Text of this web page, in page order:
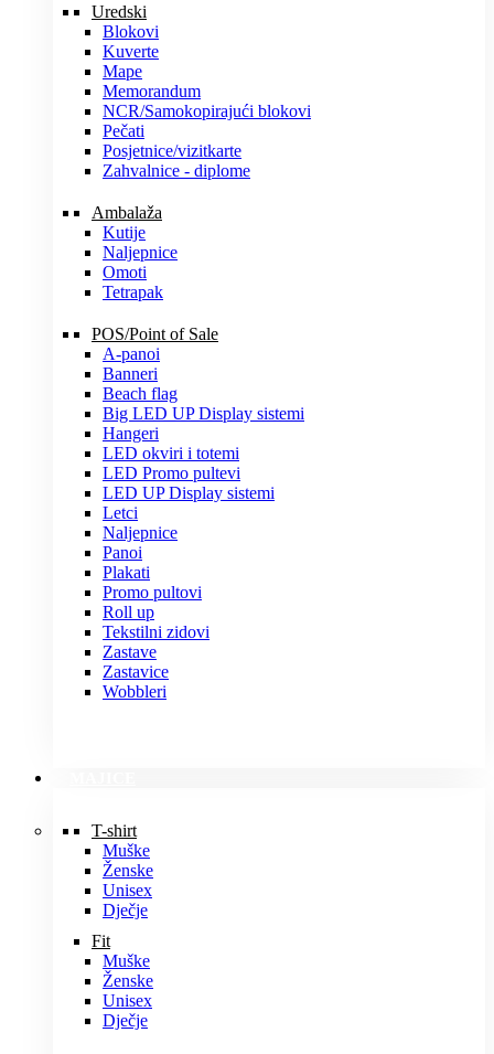
Uredski
Blokovi
Kuverte
Mape
Memorandum
NCR/Samokopirajući blokovi
Pečati
Posjetnice/vizitkarte
Zahvalnice - diplome
Ambalaža
Kutije
Naljepnice
Omoti
Tetrapak
POS/Point of Sale
A-panoi
Banneri
Beach flag
Big LED UP Display sistemi
Hangeri
LED okviri i totemi
LED Promo pultevi
LED UP Display sistemi
Letci
Naljepnice
Panoi
Plakati
Promo pultovi
Roll up
Tekstilni zidovi
Zastave
Zastavice
Wobbleri
T-shirt
Muške
Ženske
Unisex
Dječje
Fit
Muške
Ženske
Unisex
Dječje